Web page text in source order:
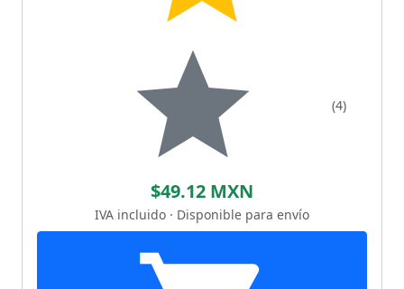
(4)
$49.12 MXN
IVA incluido · Disponible para envío